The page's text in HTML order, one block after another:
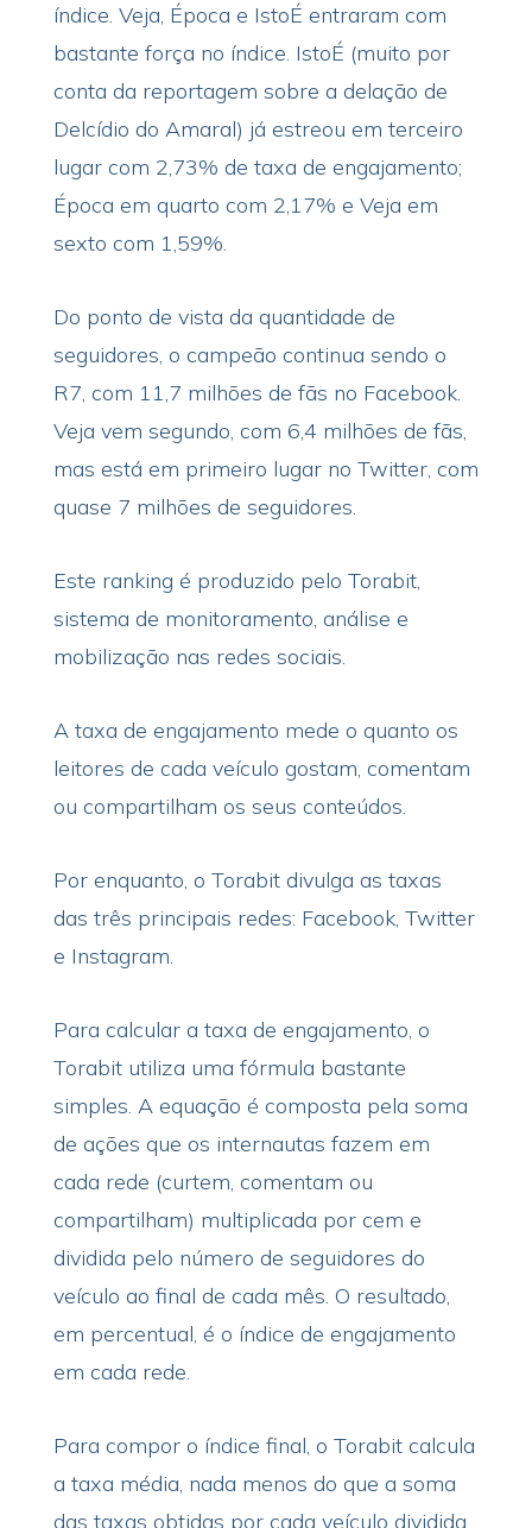
índice. Veja, Época e IstoÉ entraram com
bastante força no índice. IstoÉ (muito por
conta da reportagem sobre a delação de
Delcídio do Amaral) já estreou em terceiro
lugar com 2,73% de taxa de engajamento;
Época em quarto com 2,17% e Veja em
sexto com 1,59%.
Do ponto de vista da quantidade de
seguidores, o campeão continua sendo o
R7, com 11,7 milhões de fãs no Facebook.
Veja vem segundo, com 6,4 milhões de fãs,
mas está em primeiro lugar no Twitter, com
quase 7 milhões de seguidores.
Este ranking é produzido pelo Torabit,
sistema de monitoramento, análise e
mobilização nas redes sociais.
A taxa de engajamento mede o quanto os
leitores de cada veículo gostam, comentam
ou compartilham os seus conteúdos.
Por enquanto, o Torabit divulga as taxas
das três principais redes: Facebook, Twitter
e Instagram.
Para calcular a taxa de engajamento, o
Torabit utiliza uma fórmula bastante
simples. A equação é composta pela soma
de ações que os internautas fazem em
cada rede (curtem, comentam ou
compartilham) multiplicada por cem e
dividida pelo número de seguidores do
veículo ao final de cada mês. O resultado,
em percentual, é o índice de engajamento
em cada rede.
Para compor o índice final, o Torabit calcula
a taxa média, nada menos do que a soma
das taxas obtidas por cada veículo dividida